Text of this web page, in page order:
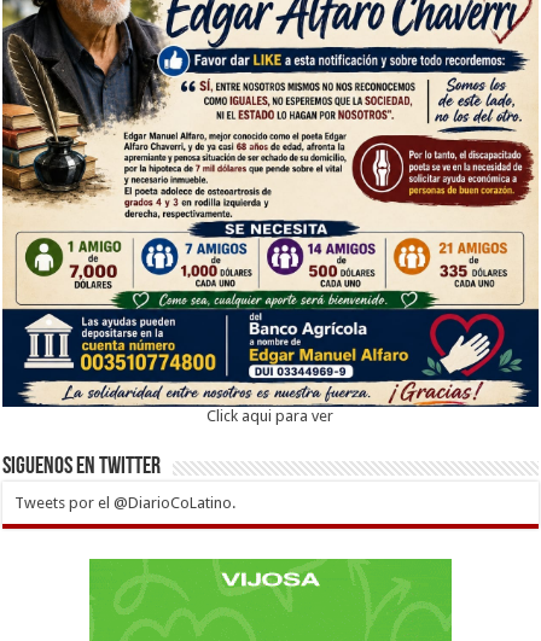
Click aqui para ver
Siguenos en twitter
Tweets por el @DiarioCoLatino.